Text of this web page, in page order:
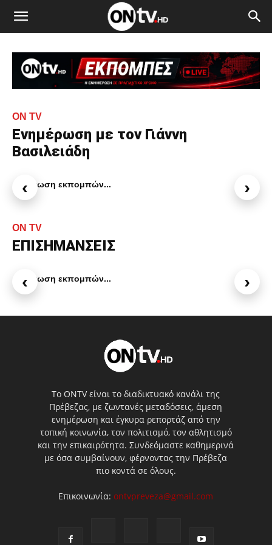
ON TV
Ενημέρωση με τον Γιάννη
Βασιλειάδη
‹
Φόρτωση εκπομπών... ›
ON TV
ΕΠΙΣΗΜΑΝΣΕΙΣ
‹
Φόρτωση εκπομπών... ›
Το ONTV είναι το διαδικτυακό κανάλι της
Πρέβεζας, με ζωντανές μεταδόσεις, άμεση
ενημέρωση και έγκυρα ρεπορτάζ από την
τοπική κοινωνία, τον πολιτισμό, τον αθλητισμό
και την επικαιρότητα. Συνδεόμαστε καθημερινά
με όσα συμβαίνουν, φέρνοντας την Πρέβεζα
πιο κοντά σε όλους.
Επικοινωνία:ontvpreveza@gmail.com